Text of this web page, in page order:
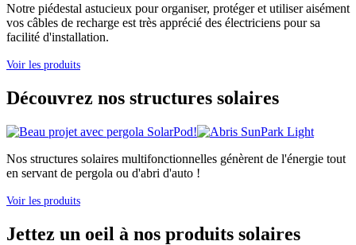
Notre piédestal astucieux pour organiser, protéger et utiliser aisément
vos câbles de recharge est très apprécié des électriciens pour sa
facilité d'installation.
Voir les produits
Découvrez nos structures solaires
Nos structures solaires multifonctionnelles génèrent de l'énergie tout
en servant de pergola ou d'abri d'auto !
Voir les produits
Jettez un oeil à nos produits solaires